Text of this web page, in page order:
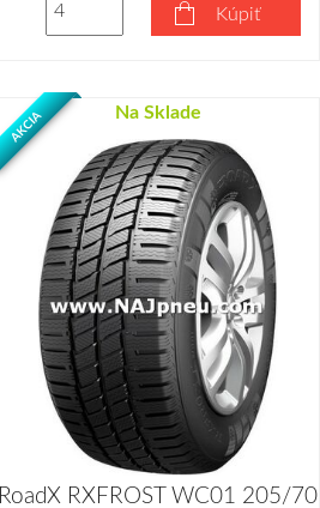
Kúpiť
Na Sklade
AKCIA
RoadX RXFROST WC01 205/70